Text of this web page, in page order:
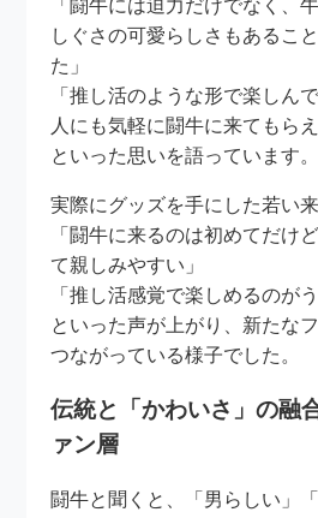
「闘牛には迫力だけでなく、
しぐさの可愛らしさもあるこ
た」
「推し活のような形で楽しん
人にも気軽に闘牛に来てもら
といった思いを語っています。
実際にグッズを手にした若い
「闘牛に来るのは初めてだけ
て親しみやすい」
「推し活感覚で楽しめるのが
といった声が上がり、新たな
つながっている様子でした。
伝統と「かわいさ」の融
ァン層
闘牛と聞くと、「男らしい」